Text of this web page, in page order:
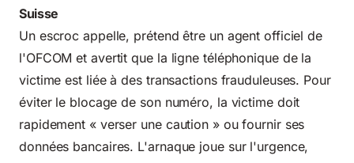
Suisse
Un escroc appelle, prétend être un agent officiel de
l'OFCOM et avertit que la ligne téléphonique de la
victime est liée à des transactions frauduleuses. Pour
éviter le blocage de son numéro, la victime doit
rapidement « verser une caution » ou fournir ses
données bancaires. L'arnaque joue sur l'urgence,